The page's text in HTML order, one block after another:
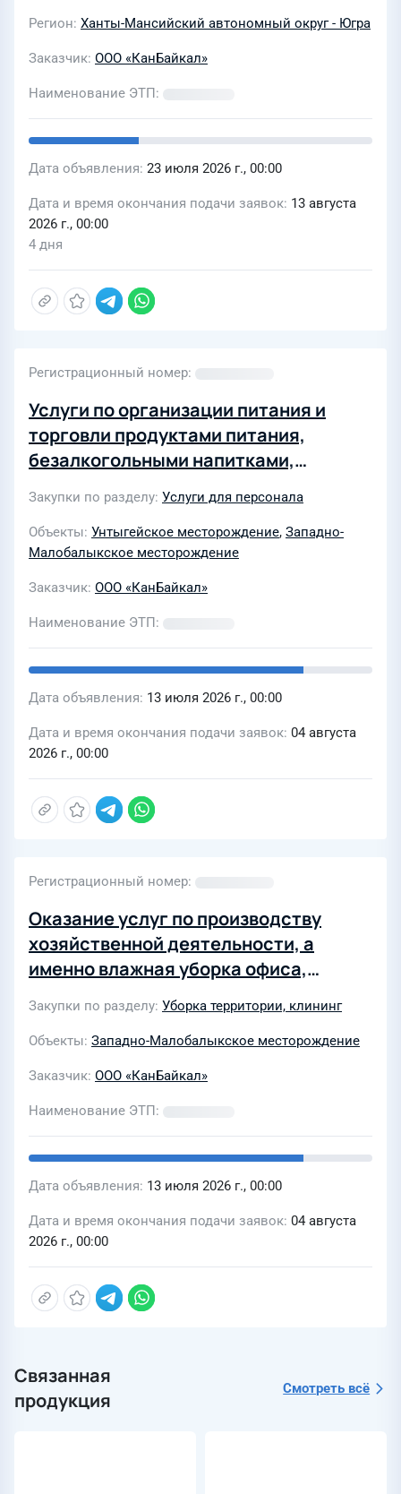
Регион Ханты-Мансийский автономный округ - Югра
Заказчик ООО «КанБайкал»
Наименование ЭТП
Дата объявления 23 июля 2026 г., 00:00
Дата и время окончания подачи заявок 13 августа
2026 г., 00:00
4 дня
Регистрационный номер
Услуги по организации питания и
торговли продуктами питания,
безалкогольными напитками,
оказываются на нефтегазовом
промысле Западно-Малобалыкского
и Унтыгейского месторождений
Закупки по разделу Услуги для персонала
Объекты Унтыгейское месторождение, Западно-
Малобалыкское месторождение
Заказчик ООО «КанБайкал»
Наименование ЭТП
Дата объявления 13 июля 2026 г., 00:00
Дата и время окончания подачи заявок 04 августа
2026 г., 00:00
Регистрационный номер
Оказание услуг по производству
хозяйственной деятельности, а
именно влажная уборка офиса,
общежития, нежилых помещений,
услуги дворников на Западно-
Малобалыкском месторождении
Закупки по разделу Уборка территории, клининг
Объекты Западно-Малобалыкское месторождение
Заказчик ООО «КанБайкал»
Наименование ЭТП
Дата объявления 13 июля 2026 г., 00:00
Дата и время окончания подачи заявок 04 августа
2026 г., 00:00
Связанная
продукция
Смотреть всё